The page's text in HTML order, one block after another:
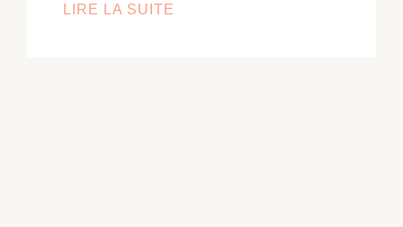
LIRE LA SUITE